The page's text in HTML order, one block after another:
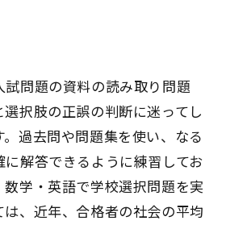
問題の資料の読み取り問題
択肢の正誤の判断に迷ってし
過去問や問題集を使い、なる
解答できるように練習してお
学・英語で学校選択問題を実
、近年、合格者の社会の平均